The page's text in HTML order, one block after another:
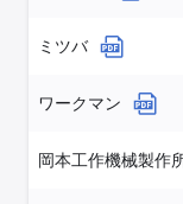
ミツバ
ワークマン
岡本工作機械製作